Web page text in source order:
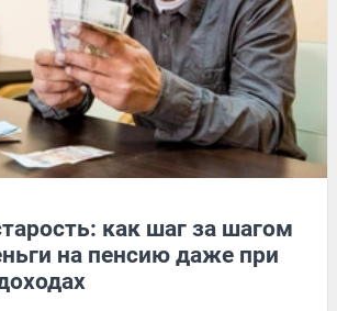
как шаг за шагом
на пенсию даже при